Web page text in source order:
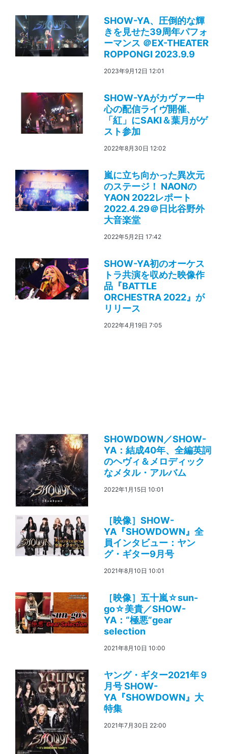
SHOW-YA、圧倒的な輝
きを見せた39周年パフォ
ーマンス ＠EX-THEATER
ROPPONGI 2023.9.9
2023年9月12日 12:01
SHOW-YAがカヴァー中
心の配信ライヴ開催、
「紅」にSAKI＆葉月がゲ
スト参加
2022年8月30日 12:02
嵐に立ち向かった異次元
のステージ！ NAONの
YAON 2022レポート
2022.4.29＠日比谷野外
大音楽堂
2022年5月2日 17:42
SHOW-YA初のオーケス
トラ共演を収めた映像作
品『BATTLE
ORCHESTRA 2022』が
リリース
2022年4月19日 7:05
SHOWDOWN／SHOW-
YA：結成40年、全編英詞
のヘヴィ＆メロディック
なメタル・アルバム
2022年1月15日 10:01
［映像］SHOW-
YA『SHOWDOWN』全
員インタビュー：ヤン
グ・ギター9月号
2021年8月10日 10:01
［映像］五十嵐☆sun-
go☆美貴／SHOW-
YA：“極悪”gear
selection
2021年8月10日 10:00
ヤング・ギター2021年９
月号 SHOW-
YA『SHOWDOWN』大
特集
2021年7月30日 22:00